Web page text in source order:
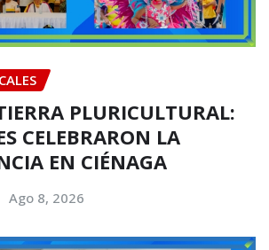
PLURICULTURAL:
CELEBRARON LA
EN CIÉNAGA
Ago 8, 2026